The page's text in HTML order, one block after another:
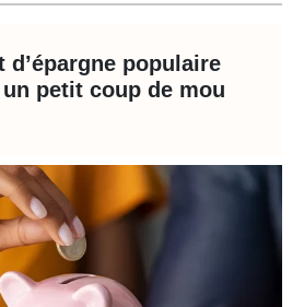
d’épargne populaire
petit coup de mou